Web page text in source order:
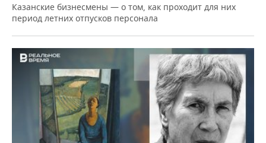
Казанские бизнесмены — о том, как проходит для них
период летних отпусков персонала